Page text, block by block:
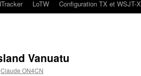
LoTW Configuration TX et WSJT-X
Vanuatu
Claude ON4CN